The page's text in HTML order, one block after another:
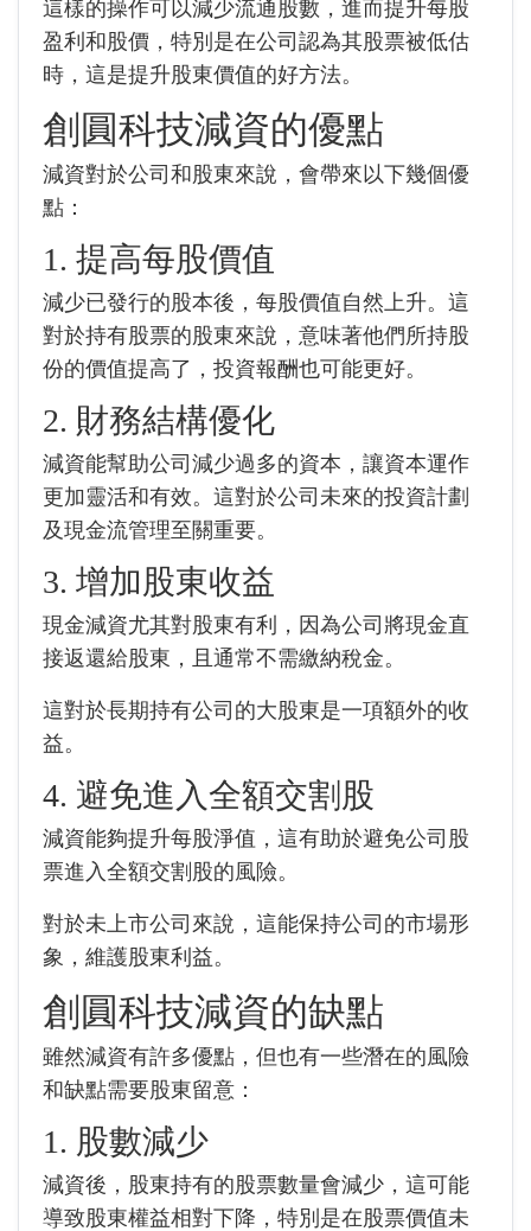
這樣的操作可以減少流通股數，進而提升每股
盈利和股價，特別是在公司認為其股票被低估
時，這是提升股東價值的好方法。
創圓科技減資的優點
減資對於公司和股東來說，會帶來以下幾個優
點：
1. 提高每股價值
減少已發行的股本後，每股價值自然上升。這
對於持有股票的股東來說，意味著他們所持股
份的價值提高了，投資報酬也可能更好。
2. 財務結構優化
減資能幫助公司減少過多的資本，讓資本運作
更加靈活和有效。這對於公司未來的投資計劃
及現金流管理至關重要。
3. 增加股東收益
現金減資尤其對股東有利，因為公司將現金直
接返還給股東，且通常不需繳納稅金。
這對於長期持有公司的大股東是一項額外的收
益。
4. 避免進入全額交割股
減資能夠提升每股淨值，這有助於避免公司股
票進入全額交割股的風險。
對於未上市公司來說，這能保持公司的市場形
象，維護股東利益。
創圓科技減資的缺點
雖然減資有許多優點，但也有一些潛在的風險
和缺點需要股東留意：
1. 股數減少
減資後，股東持有的股票數量會減少，這可能
導致股東權益相對下降，特別是在股票價值未